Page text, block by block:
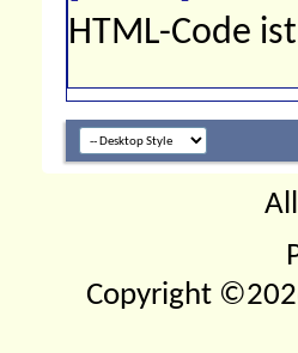
HTML-Code ist
Copyright